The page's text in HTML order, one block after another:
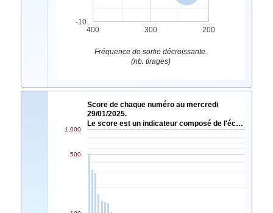
400 300 200
-10
Fréquence de sortie décroissante.
(nb. tirages)
Score de chaque numéro au mercredi
29/01/2025.
Le score est un indicateur composé de l'éc…
500
1,000